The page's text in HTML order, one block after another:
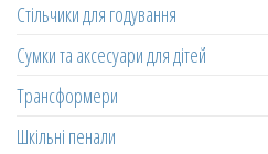
Стільчики для годування
Сумки та аксесуари для дітей
Трансформери
Шкільні пенали